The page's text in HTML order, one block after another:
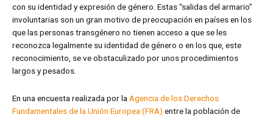
con su identidad y expresión de género. Estas “salidas del armario”
involuntarias son un gran motivo de preocupación en países en los
que las personas transgénero no tienen acceso a que se les
reconozca legalmente su identidad de género o en los que, este
reconocimiento, se ve obstaculizado por unos procedimientos
largos y pesados.
En una encuesta realizada por laAgencia de los Derechos
Fundamentales de la Unión Europea (FRA) entre la población de